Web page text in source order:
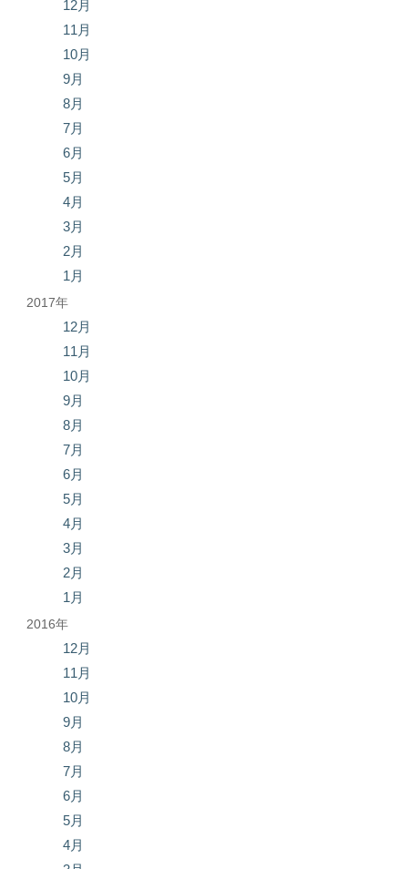
12月
11月
10月
9月
8月
7月
6月
5月
4月
3月
2月
1月
2017年
12月
11月
10月
9月
8月
7月
6月
5月
4月
3月
2月
1月
2016年
12月
11月
10月
9月
8月
7月
6月
5月
4月